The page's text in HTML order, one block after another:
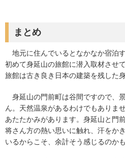
まとめ
地元に住んでいるとなかなか宿泊
初めて身延山の旅館に潜入取材させ
旅館は古き良き日本の建築を残した
身延山の門前町は谷間ですので、
ん。天然温泉があるわけでもありま
あたたかみがあります。身延山と門
将さん方の熱い思いに触れ、汗をか
いるからこそ、余計そう感じるのか